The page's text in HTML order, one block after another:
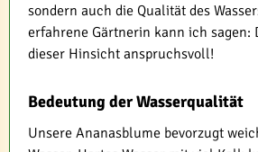
sondern auch die Qualität des
erfahrene Gärtnerin kann ich sagen:
dieser Hinsicht anspruchsvoll!
Bedeutung der Wasserqualität
Unsere Ananasblume bevorzugt